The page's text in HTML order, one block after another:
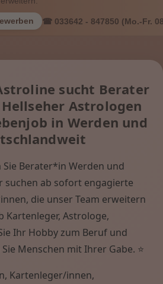
Kategorien
kostenlos, Jobs,
Z
☎ 033642 - 847850 (Mo.-Fr.
sucht Berater
Astrologen
in Werden und
Sie Berater*in Werden und
suchen ab sofort engagierte
die unser Team erweitern
Kartenleger, Astrologe,
Ihr Hobby zum Beruf und
Menschen mit Ihrer Gabe. ⭐
Kartenleger/innen,